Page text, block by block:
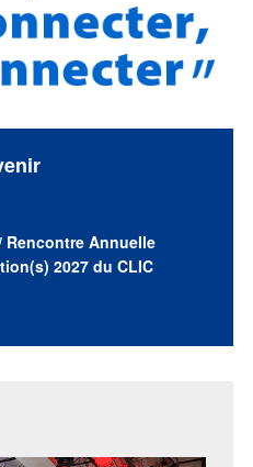
Rencontre Annuelle
2027 du CLIC